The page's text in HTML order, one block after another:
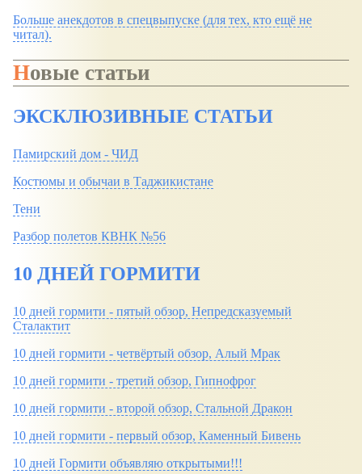
Больше анекдотов в спецвыпуске (для тех, кто ещё не
читал).
Новые статьи
ЭКСКЛЮЗИВНЫЕ СТАТЬИ
Памирский дом - ЧИД
Костюмы и обычаи в Таджикистане
Тени
Разбор полетов КВНК №56
10 ДНЕЙ ГОРМИТИ
10 дней гормити - пятый обзор, Непредсказуемый
Сталактит
10 дней гормити - четвёртый обзор, Алый Мрак
10 дней гормити - третий обзор, Гипнофрог
10 дней гормити - второй обзор, Стальной Дракон
10 дней гормити - первый обзор, Каменный Бивень
10 дней Гормити объявляю открытыми!!!